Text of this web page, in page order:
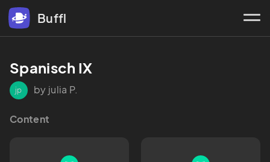
Buffl
Spanisch IX
jp by julia P.
Content